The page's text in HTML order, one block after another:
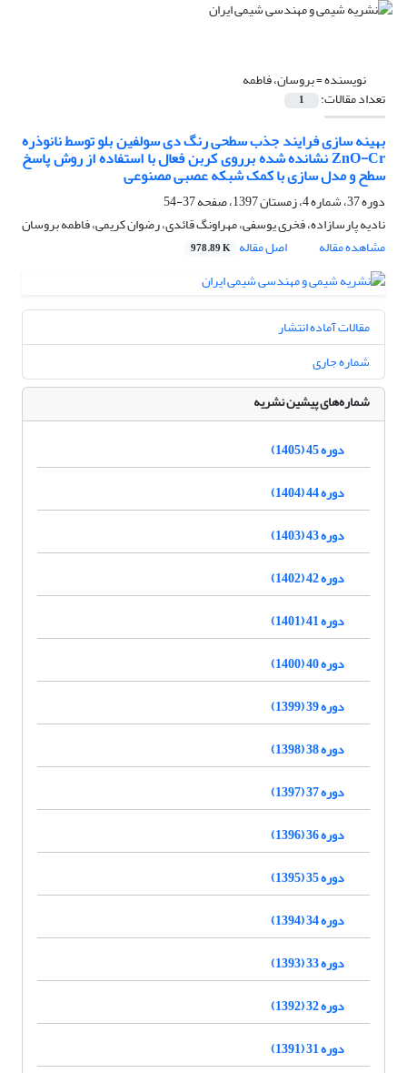
نویسنده =بروسان، فاطمه
تعداد مقالات: 1
بهینه سازی فرایند جذب سطحی رنگ دی سولفین بلو توسط نانوذره
ZnO-Cr نشانده شده برروی کربن فعال با استفاده از روش پاسخ
سطح و مدل سازی با کمک شبکه عصبی مصنوعی
دوره 37، شماره 4، زمستان 1397، صفحه
37-54
نادیه پارسازاده، فخری یوسفی، مهراونگ قائدی، رضوان کریمی، فاطمه بروسان
مشاهده مقاله
اصل مقاله 978.89 K
مقالات آماده انتشار
شماره جاری
شماره‌های پیشین نشریه
دوره 45 (1405)
دوره 44 (1404)
دوره 43 (1403)
دوره 42 (1402)
دوره 41 (1401)
دوره 40 (1400)
دوره 39 (1399)
دوره 38 (1398)
دوره 37 (1397)
دوره 36 (1396)
دوره 35 (1395)
دوره 34 (1394)
دوره 33 (1393)
دوره 32 (1392)
دوره 31 (1391)